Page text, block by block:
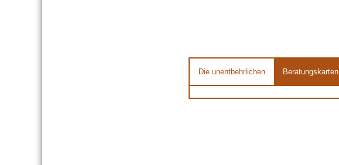
Die unentbehrlichen Beratungskarten